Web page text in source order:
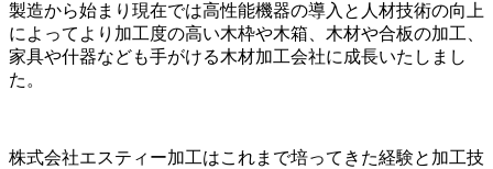
製造から始まり現在では高性能機器の導入と人材技術の向上
によってより加工度の高い木枠や木箱、木材や合板の加工、
家具や什器なども手がける木材加工会社に成長いたしまし
た。
株式会社エスティー加工はこれまで培ってきた経験と加工技